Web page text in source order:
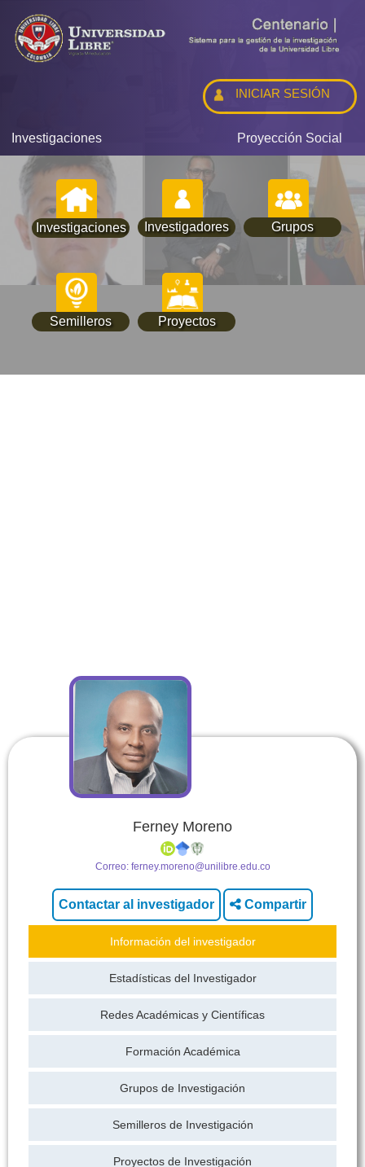
Investigaciones Proyección Social
Investigaciones Investigadores Grupos
Semilleros Proyectos
INICIAR SESIÓN
Ferney Moreno
Correo: ferney.moreno@unilibre.edu.co
Compartir
Información del investigador
Estadísticas del Investigador
Redes Académicas y Científicas
Formación Académica
Grupos de Investigación
Semilleros de Investigación
Proyectos de Investigación